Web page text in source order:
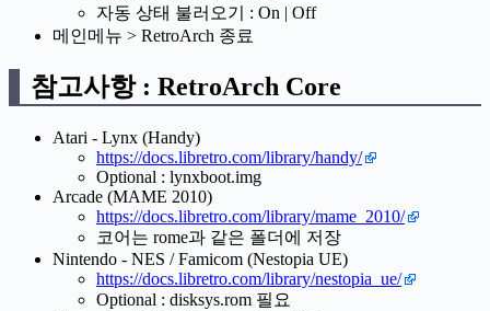
자동 상태 불러오기 : On | Off
메인메뉴 > RetroArch 종료
참고사항 : RetroArch Core
Atari - Lynx (Handy)
https://docs.libretro.com/library/handy/
Optional : lynxboot.img
Arcade (MAME 2010)
https://docs.libretro.com/library/mame_2010/
코어는 rome과 같은 폴더에 저장
Nintendo - NES / Famicom (Nestopia UE)
https://docs.libretro.com/library/nestopia_ue/
Optional : disksys.rom 필요